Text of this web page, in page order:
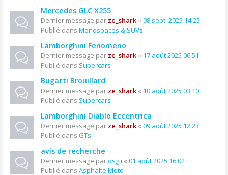
Mercedes GLC X255
Dernier message par ze_shark« 08 sept. 2025 14:25
Publié dans Monospaces & SUVs
Lamborghini Fenomeno
Dernier message par ze_shark« 17 août 2025 06:51
Publié dans Supercars
Bugatti Brouillard
Dernier message par ze_shark« 10 août 2025 03:10
Publié dans Supercars
Lamborghini Diablo Eccentrica
Dernier message par ze_shark« 09 août 2025 12:23
Publié dans GTs
avis de recherche
Dernier message parosgii « 01 août 2025 16:02
Publié dans Asphalte Moto